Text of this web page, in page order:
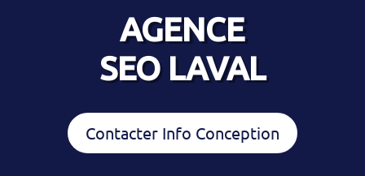
AGENCE
SEO LAVAL
Contacter Info Conception